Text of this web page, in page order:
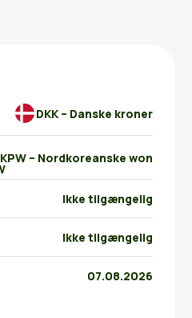
DKK – Danske kroner
KPW – Nordkoreanske won
Ikke tilgængelig
Ikke tilgængelig
07.08.2026